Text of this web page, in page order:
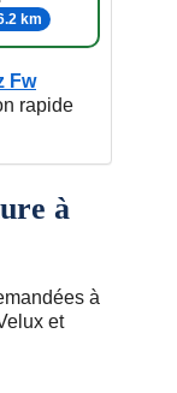
km
Fw
rapide
à
à
et